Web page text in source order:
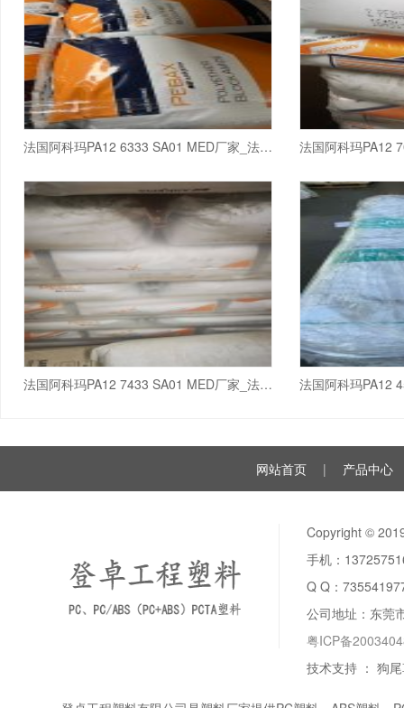
法国阿科玛PA12 6333 SA01 MED厂家_法国阿科玛
法国阿科玛PA12 7433 SA01 MED厂家_法国阿科玛
网站首页 | 产品中心
Copyright ©
手机：
Q Q：
公司地址：东莞
粤ICP备
技术支持 ： 狗